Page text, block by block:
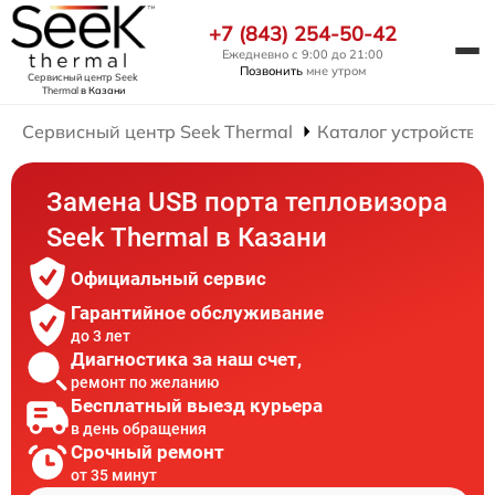
Сервисный центр Seek
Thermalв Казани
+7 (843) 254-50-42
Ежедневно с 9:00 до 21:00
Позвонить мне утром
Сервисный центр Seek Thermal Каталог устройств
Замена USB порта тепловизора
Seek Thermal в Казани
Официальный сервис
Гарантийное обслуживание
до 3 лет
Диагностика за наш счет,
ремонт по желанию
Бесплатный выезд курьера
в день обращения
Срочный ремонт
от 35 минут